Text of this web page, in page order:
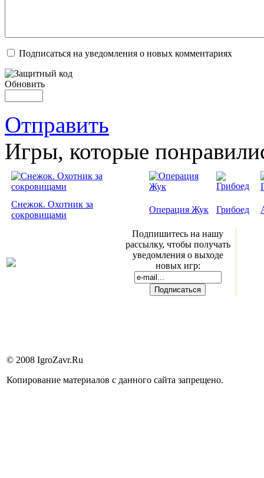
Подписаться на уведомления о новых комментариях
Обновить
Отправить
Игры, которые
Снежок. Охотник за
сокровищами
Операция Жук Грибоед
Подпишитесь на нашу
рассылку, чтобы получать
уведомления о выходе
новых игр:
© 2008 IgroZavr.Ru
Копирование материалов с данного сайта запрещено.